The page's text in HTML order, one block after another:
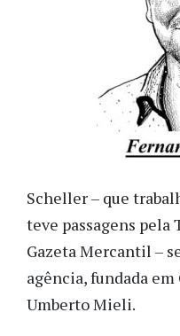
Scheller – que
teve passagens pela
Gazeta Mercantil –
agência, fundada
Umberto Mieli.